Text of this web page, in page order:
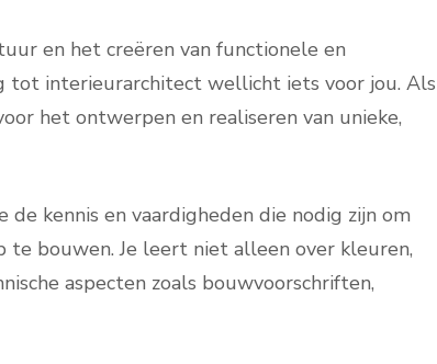
en het creëren van functionele en
tot interieurarchitect wellicht iets voor jou. Als
het ontwerpen en realiseren van unieke,
kennis en vaardigheden die nodig zijn om
te bouwen. Je leert niet alleen over kleuren,
aspecten zoals bouwvoorschriften,